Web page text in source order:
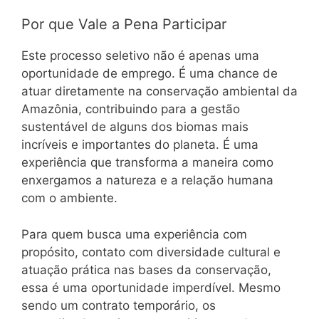
Por que Vale a Pena Participar
Este processo seletivo não é apenas uma
oportunidade de emprego. É uma chance de
atuar diretamente na conservação ambiental da
Amazônia, contribuindo para a gestão
sustentável de alguns dos biomas mais
incríveis e importantes do planeta. É uma
experiência que transforma a maneira como
enxergamos a natureza e a relação humana
com o ambiente.
Para quem busca uma experiência com
propósito, contato com diversidade cultural e
atuação prática nas bases da conservação,
essa é uma oportunidade imperdível. Mesmo
sendo um contrato temporário, os